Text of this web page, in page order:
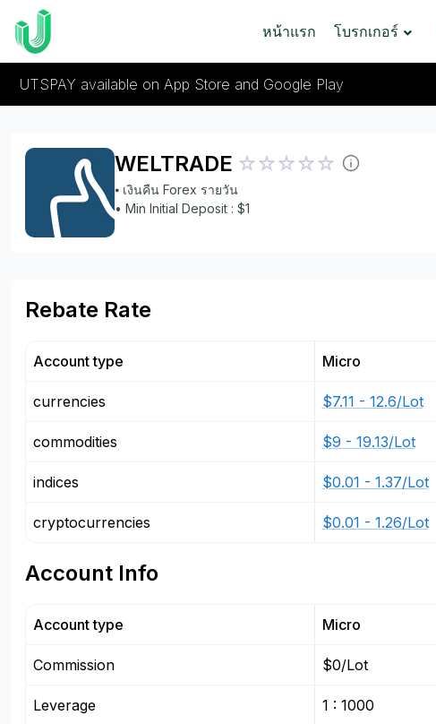
หน้าแรก โบรกเกอร์
UTSPAY available on App Store and Google Play
WELTRADE
⦁ เงินคืน Forex รายวัน
• Min Initial Deposit : $1
Rebate Rate
Account type
currencies
commodities
indices
cryptocurrencies
Micro
$7.11 - 12.6/Lot
$9 - 19.13/Lot
$0.01 - 1.37/Lot
$0.01 - 1.26/Lot
Account Info
Account type
Commission
Leverage
Micro
$0/Lot
1 : 1000